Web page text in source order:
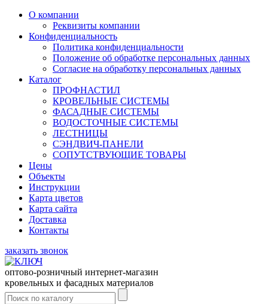
О компании
Реквизиты компании
Конфиденциальность
Политика конфиденциальности
Положение об обработке персональных данных
Согласие на обработку персональных данных
Каталог
ПРОФНАСТИЛ
КРОВЕЛЬНЫЕ СИСТЕМЫ
ФАСАДНЫЕ СИСТЕМЫ
ВОДОСТОЧНЫЕ СИСТЕМЫ
ЛЕСТНИЦЫ
СЭНДВИЧ-ПАНЕЛИ
СОПУТСТВУЮЩИЕ ТОВАРЫ
Цены
Объекты
Инструкции
Карта цветов
Карта сайта
Доставка
Контакты
заказать звонок
оптово-розничный интернет-магазин
кровельных и фасадных материалов